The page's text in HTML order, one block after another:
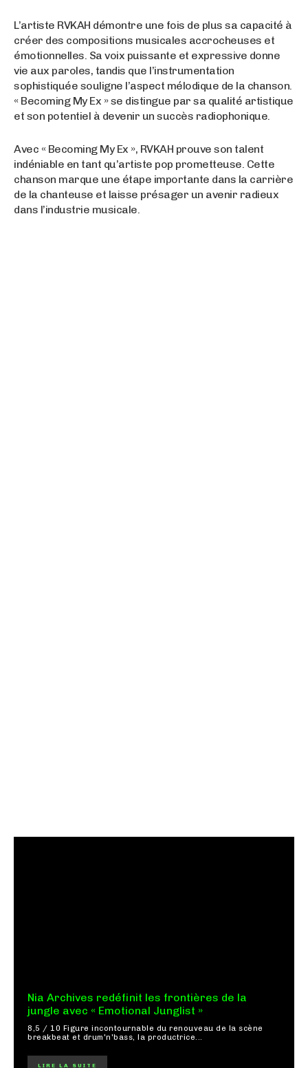
L’artiste RVKAH démontre une fois de plus sa capacité à
créer des compositions musicales accrocheuses et
émotionnelles. Sa voix puissante et expressive donne
vie aux paroles, tandis que l’instrumentation
sophistiquée souligne l’aspect mélodique de la chanson.
« Becoming My Ex » se distingue par sa qualité artistique
et son potentiel à devenir un succès radiophonique.
Avec « Becoming My Ex », RVKAH prouve son talent
indéniable en tant qu’artiste pop prometteuse. Cette
chanson marque une étape importante dans la carrière
de la chanteuse et laisse présager un avenir radieux
dans l’industrie musicale.
Nia Archives redéfinit les frontières de la
jungle avec « Emotional Junglist »
8,5 / 10 Figure incontournable du renouveau de la scène
breakbeat et drum'n'bass, la productrice...
LIRE LA SUITE